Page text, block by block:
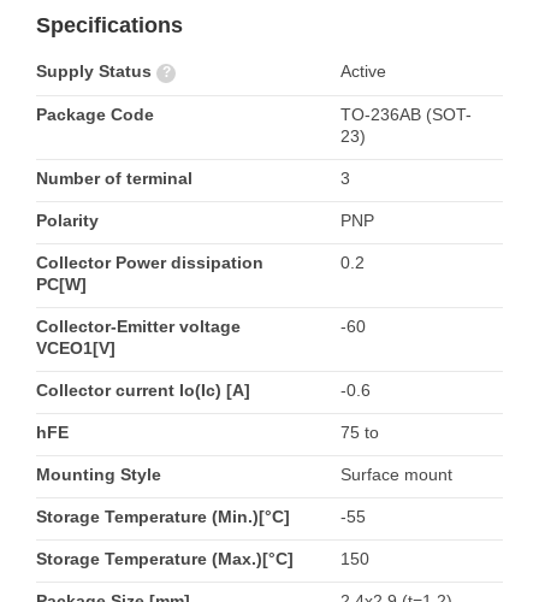
Specifications
Supply Status ? Active
Package Code
TO-236AB (SOT-
23)
Number of terminal 3
Polarity PNP
Collector Power dissipation
PC[W]
0.2
Collector-Emitter voltage
VCEO1[V]
-60
Collector current Io(Ic) [A] -0.6
hFE 75 to
Mounting Style Surface mount
Storage Temperature (Min.)[°C] -55
Storage Temperature (Max.)[°C] 150